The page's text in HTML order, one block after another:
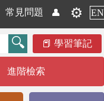
常見問題 👤 ⚙️ EN
學習筆記
進階檢索